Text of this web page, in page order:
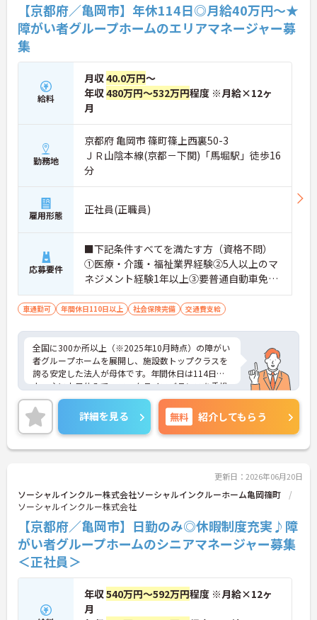
★おすすめPOINT★
・生活支援員からスタートし、サービス管理責任者
やエリアマネージャーへと続く明確なステップアッ
るためポストも豊富にあり、専門性を高めながらマ
ネジメント職への挑戦も視野に入れていただけま
す。
・年間休日114日、残業月平均10時間程度という就
業環境に加え、産前産後休暇や育児休暇制度がしっ
かりと整備されています。オンとオフの切り替えを
明確にし、心身ともに充実した状態で長くご活躍い
ただけます。
・グループホーム一棟あたりの入居者様20名定員を
常時2～4名のスタッフで支援、国基準を上回る人員
配置や夜間複数名体制が敷かれているため、業務に
追われることなくご利用者様のペースに合わせたサ
ポートが可能です。施設も専用設計で働きやすく、
【京都府／亀岡市】年休114日◎月給40万円～★
障がい者グループホームのエリアマネージャー募
集
給料
月収40.0万円～
年収480万円～532万円程度 ※月給×12ヶ
月
勤務地
京都府 亀岡市 篠町篠上西裏50-3
ＪＲ山陰本線(京都－下関)「馬堀駅」徒歩16
分
雇用形態 正社員(正職員)
応募要件
■下記条件すべてを満たす方（資格不問）
①医療・介護・福祉業界経験②5人以上のマ
ネジメント経験1年以上③要普通自動車免許
（AT限定可）※介護業界に関する有資格者
（介護職員初任者研修、介護福祉士な
祉経験歓迎
車通勤可 年間休日110日以上 社会保険完備 交通費支給
全国に300か所以上（※2025年10月時点）の障がい
者グループホームを展開し、施設数トップクラスを
誇る安定した法人が母体です。年間休日は114日以
上、主に土日休みで、ワークライフバランスを重視
した働き方が可能です。産前産後・育児休暇制度も
あり、子育て世代も安心して働ける環境が整ってい
ます。一般社員研修や外部勉強会受講支援制度など
を通じて着実にスキルアップもできます。チームを
まとめ、メンバーの成長を後押しすることにやりが
の職場です。ご興味のある方は詳細等をお伝えしま
すので、お気軽にお問い合わせください。
詳細を見る 無料 紹介してもらう
更新日：2026年06月20日
ソーシャルインクルー株式会社ソーシャルインクルーホーム亀岡篠町
ソーシャルインクルー株式会社
【京都府／亀岡市】日勤のみ◎休暇制度充実♪障
がい者グループホームのシニアマネージャー募集
＜正社員＞
年収540万円～592万円程度 ※月給×12ヶ
月